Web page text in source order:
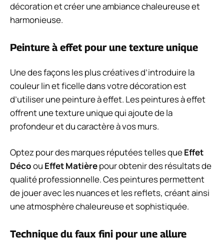
décoration et créer une ambiance chaleureuse et
harmonieuse.
Peinture à effet pour une texture unique
Une des façons les plus créatives d’introduire la
couleur lin et ficelle dans votre décoration est
d’utiliser une peinture à effet. Les peintures à effet
offrent une texture unique qui ajoute de la
profondeur et du caractère à vos murs.
Optez pour des marques réputées telles queEffet
Décoou Effet Matièrepour obtenir des résultats de
qualité professionnelle. Ces peintures permettent
de jouer avec les nuances et les reflets, créant ainsi
une atmosphère chaleureuse et sophistiquée.
Technique du faux fini pour une allure